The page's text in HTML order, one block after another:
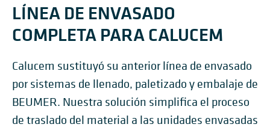
LÍNEA DE ENVASADO
COMPLETA PARA CALUCEM
Calucem sustituyó su anterior línea de envasado
por sistemas de llenado, paletizado y embalaje de
BEUMER. Nuestra solución simplifica el proceso
de traslado del material a las unidades envasadas